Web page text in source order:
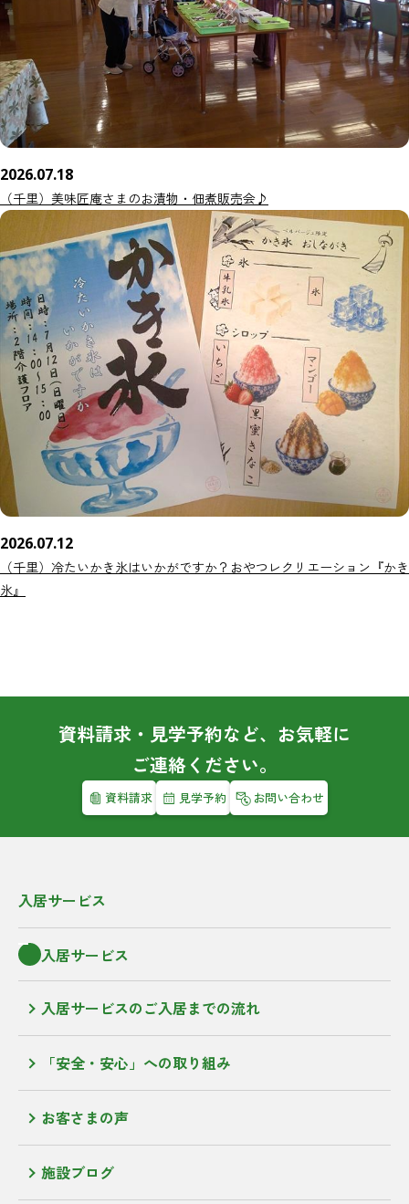
2026.07.18
（千里）美味匠庵さまのお漬物・佃煮販売会♪
2026.07.12
（千里）冷たいかき氷はいかがですか？おやつレクリエーション『かき
氷』
資料請求・見学予約など、お気軽に
ご連絡ください。
資料請求 見学予約 お問い合わせ
入居サービス
入居サービス
入居サービスのご入居までの流れ
「安全・安心」への取り組み
お客さまの声
施設ブログ